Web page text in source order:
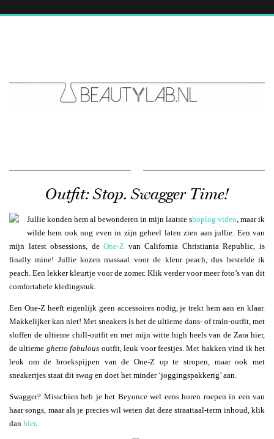
Outfit: Stop. Swagger Time!
Jullie konden hem al bewonderen in mijn laatste shoplog video , maar ik
wilde hem ook nog even in zijn geheel laten zien aan jullie. Een van
mijn latest obsessions, deOne-Z van California Christiania Republic, is
finally mine! Jullie kozen massaal voor de kleur peach, dus bestelde ik
peach. Een lekker kleurtje voor de zomer. Klik verder voor meer foto’s van dit
comfortabele kledingstuk.
Een One-Z heeft eigenlijk geen accessoires nodig, je trekt hem aan en klaar.
Makkelijker kan niet! Met sneakers is het de ultieme dans- of train-outfit, met
sloffen de ultieme chill-outfit en met mijn witte high heels van de Zara hier,
de ultieme ghetto fabulous outfit, leuk voor feestjes. Met hakken vind ik het
leuk om de broekspijpen van de One-Z op te stropen, maar ook met
sneakertjes staat dit swag en doet het minder ‘joggingspakkerig’ aan.
Swagger? Misschien heb je het Beyonce wel eens horen roepen in een van
haar songs, maar als je precies wil weten dat deze straattaal-term inhoud, klik
dan hier.